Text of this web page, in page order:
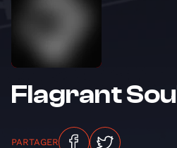
Flagrant
PARTAGER